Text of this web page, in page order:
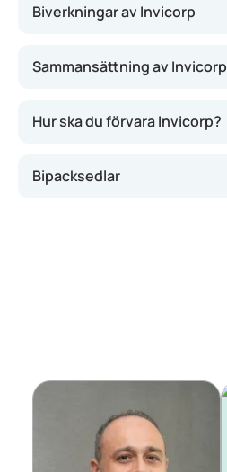
Biverkningar av Invicorp
Sammansättning av Invicorp
Hur ska du förvara Invicorp?
Bipacksedlar